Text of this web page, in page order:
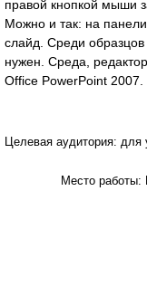
правой кнопкой мыши
Можно и так: на
слайд. Среди
нужен. Среда,
Office PowerPoint 2007.
Целевая аудитория: для
Место